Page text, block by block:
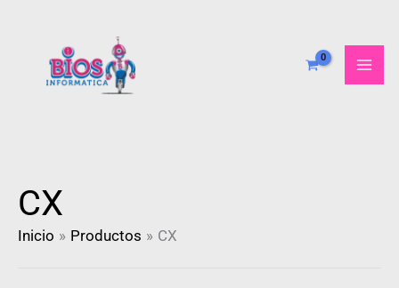
contenido
CX
Inicio Productos CX